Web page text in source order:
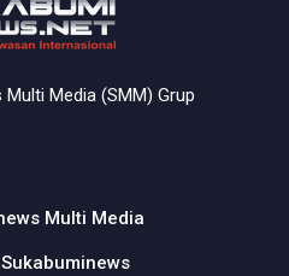
Media (SMM) Grup
Multi Media